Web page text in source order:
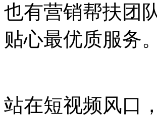
也有营销帮扶团
贴心最优质服务。
站在短视频风口